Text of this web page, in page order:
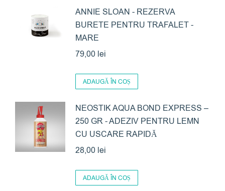
ANNIE SLOAN - REZERVA
BURETE PENTRU TRAFALET -
MARE
79,00 lei
ADAUGĂ ÎN COȘ
NEOSTIK AQUA BOND EXPRESS –
250 GR - ADEZIV PENTRU LEMN
CU USCARE RAPIDĂ
28,00 lei
ADAUGĂ ÎN COȘ